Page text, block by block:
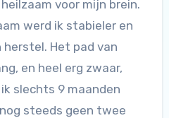
voor mijn brein.
werd ik stabieler en
herstel. Het pad van
en heel erg zwaar,
slechts 9 maanden
steeds geen twee